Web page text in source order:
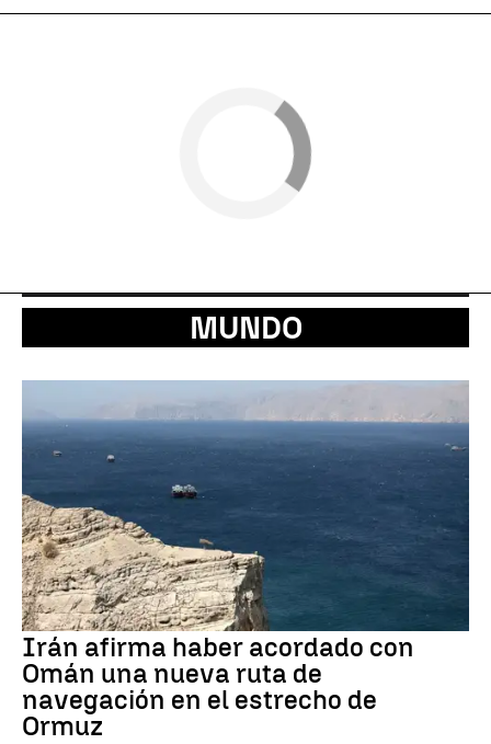
MUNDO
Irán afirma haber acordado con
Omán una nueva ruta de
navegación en el estrecho de
Ormuz